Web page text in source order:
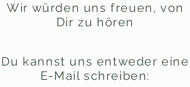
Wir würden uns freuen, von
Dir zu hören
Du kannst uns entweder eine
E-Mail schreiben: